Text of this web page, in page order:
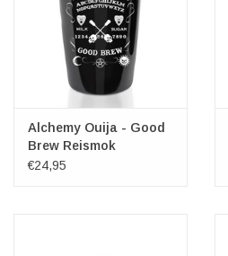
Alchemy Ouija - Good
Brew Reismok
€24,95